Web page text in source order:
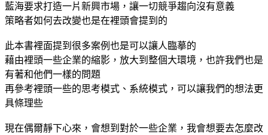
藍海要求打造一片新興市場，讓一切競爭趨向沒有意義
策略者如何去改變也是在裡頭會提到的
此本書裡面提到很多案例也是可以讓人臨摹的
藉由裡頭一些企業的縮影，放大到整個大環境，也許我們也是
有著和他們一樣的問題
再參考裡頭一些的思考模式、系統模式，可以讓我們的想法更
具條理些
現在偶爾靜下心來，會想到對於一些企業，我會想要去怎麼改